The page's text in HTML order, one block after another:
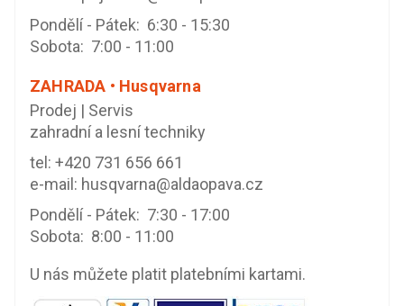
Pondělí - Pátek: 6:30 - 15:30
Sobota: 7:00 - 11:00
ZAHRADA • Husqvarna
Prodej | Servis
zahradní a lesní techniky
tel: +420 731 656 661
e-mail: husqvarna@aldaopava.cz
Pondělí - Pátek: 7:30 - 17:00
Sobota: 8:00 - 11:00
U nás můžete platit platebními kartami.